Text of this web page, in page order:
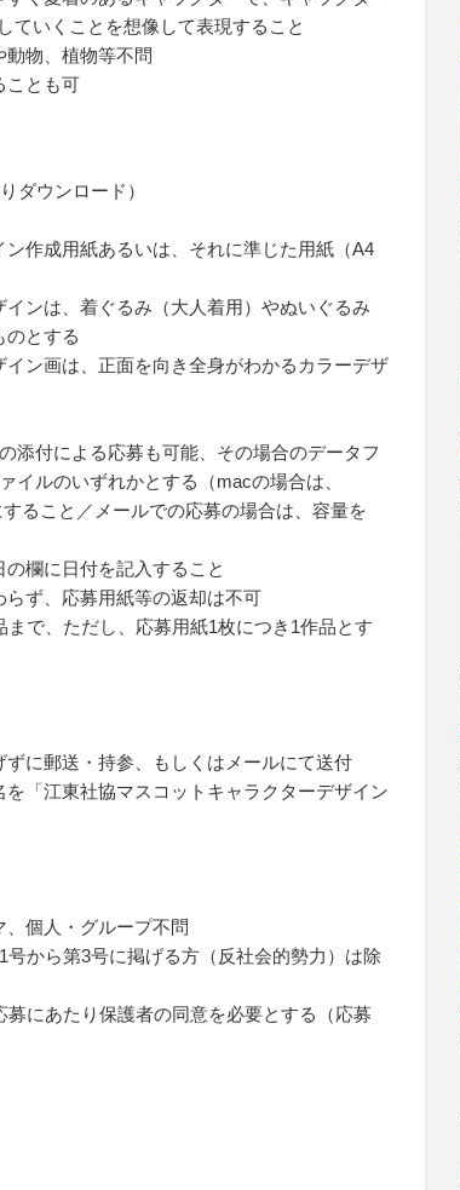
ていくことを想像して表現すること
物、植物等不問
ことも可
ダウンロード）
作成用紙あるいは、それに準じた用紙（A4
ンは、着ぐるみ（大人着用）やぬいぐるみ
のとする
ン画は、正面を向き全身がわかるカラーデザ
添付による応募も可能、その場合のデータフ
イルのいずれかとする（macの場合は、
ること／メールでの応募の場合は、容量を
欄に日付を記入すること
ず、応募用紙等の返却は不可
で、ただし、応募用紙1枚につき1作品とす
に郵送・持参、もしくはメールにて送付
「江東社協マスコットキャラクターデザイン
個人・グループ不問
から第3号に掲げる方（反社会的勢力）は除
にあたり保護者の同意を必要とする（応募